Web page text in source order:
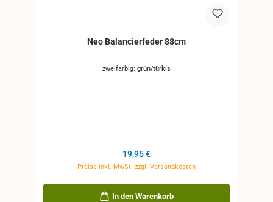
Neo Balancierfeder 88cm
zweifarbig: grün/türkis
Regulärer Preis:
19,95 €
Preise inkl. MwSt. zzgl. Versandkosten
In den Warenkorb